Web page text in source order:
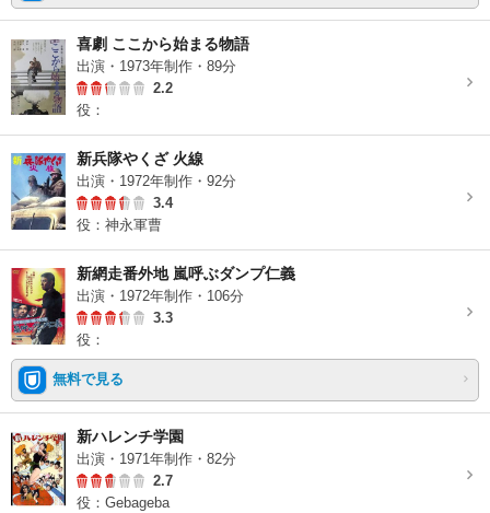
喜劇 ここから始まる物語
出演・1973年制作・89分
2.2
役：
新兵隊やくざ 火線
出演・1972年制作・92分
3.4
役：神永軍曹
新網走番外地 嵐呼ぶダンプ仁義
出演・1972年制作・106分
3.3
役：
無料で見る
新ハレンチ学園
出演・1971年制作・82分
2.7
役：Gebageba